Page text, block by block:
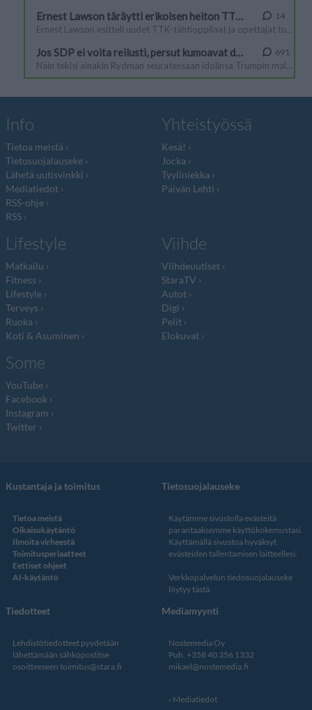
Info
Tietoa meistä
Tietosuojalauseke
Lähetä uutisvinkki
Mediatiedot
RSS-ohje
RSS
Yhteistyössä
Kesä!
Jocka
Tyyliniekka
Päivän Lehti
Lifestyle
Matkailu
Fitness
Lifestyle
Terveys
Ruoka
Koti & Asuminen
Viihde
Viihdeuutiset
StaraTV
Autot
Digi
Pelit
Elokuvat
Some
YouTube
Facebook
Instagram
Twitter
Kustantaja ja toimitus
Tietoa meistä
Oikaisukäytäntö
Ilmoita virheestä
Toimitusperiaatteet
Eettiset ohjeet
AI-käytäntö
Tietosuojalauseke
Käytämme sivustolla evästeitä
parantaaksemme käyttökokemustasi.
Käyttämällä sivustoa hyväksyt
evästeiden tallentamisen laitteellesi.
Verkkopalvelun tiedosuojalauseke
löytyy tästä.
Tiedotteet
Lehdistötiedotteet pyydetään
lähettämään sähköpostitse
osoitteeseen toimitus@stara.fi
Mediamyynti
Nostemedia Oy
Puh. +358 40 356 1332
mikael@nostemedia.fi
Mediatiedot